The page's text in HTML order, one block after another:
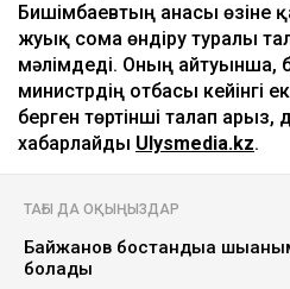
Бишімбаевтың анасы өзіне
жуық сома өндіру туралы
мәлімдеді. Оның айтуынша,
министрдің отбасы кейінгі
берген төртінші талап арыз,
хабарлайды Ulysmedia.kz.
ТАҒЫ ДА ОҚЫҢЫЗДАР
Байжанов бостандыққа
болады